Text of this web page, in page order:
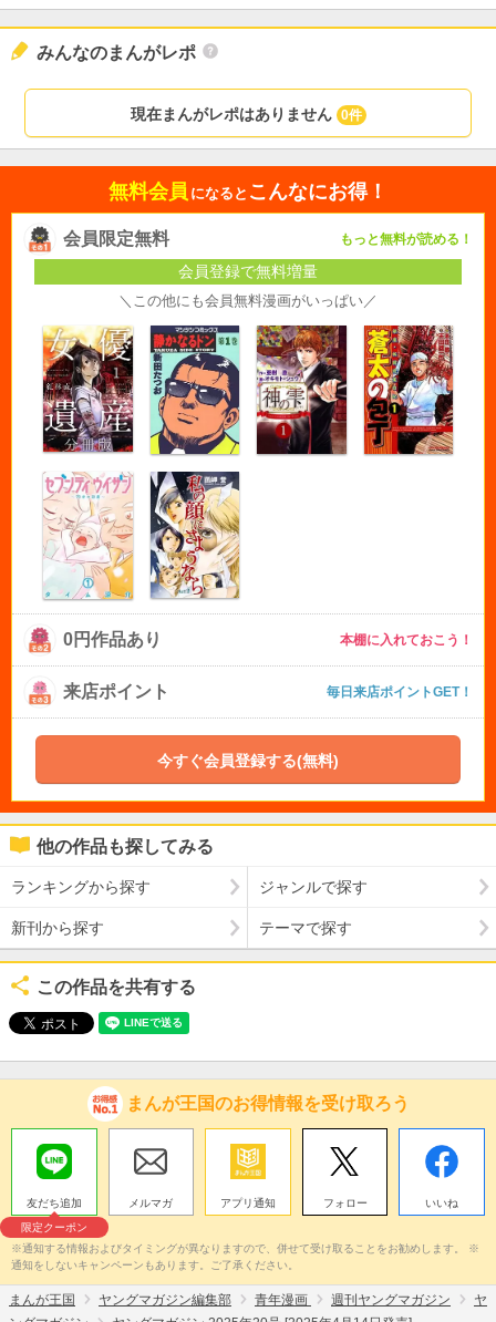
みんなのまんがレポ
現在まんがレポはありません 0件
無料会員 になると こんなにお得！
会員限定無料 もっと無料が読める！
会員登録で無料増量
＼この他にも会員無料漫画がいっぱい／
0円作品あり 本棚に入れておこう！
来店ポイント 毎日来店ポイントGET！
今すぐ会員登録する(無料)
他の作品も探してみる
ランキングから探す ジャンルで探す
新刊から探す テーマで探す
この作品を共有する
まんが王国のお得情報を受け取ろう
友だち追加
限定クーポン
メルマガ アプリ通知 フォロー いいね
※通知する情報およびタイミングが異なりますので、併せて受け取ることをお勧めします。 ※
通知をしないキャンペーンもあります。ご了承ください。
まんが王国 ヤングマガジン編集部 青年漫画 週刊ヤングマガジン
ヤ